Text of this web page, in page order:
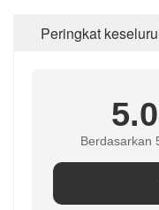
Peringkat
5.0
Berdasarkan